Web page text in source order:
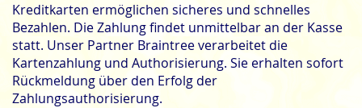
Kreditkarten ermöglichen sicheres und schnelles
Bezahlen. Die Zahlung findet unmittelbar an der Kasse
statt. Unser Partner Braintree verarbeitet die
Kartenzahlung und Authorisierung. Sie erhalten sofort
Rückmeldung über den Erfolg der
Zahlungsauthorisierung.